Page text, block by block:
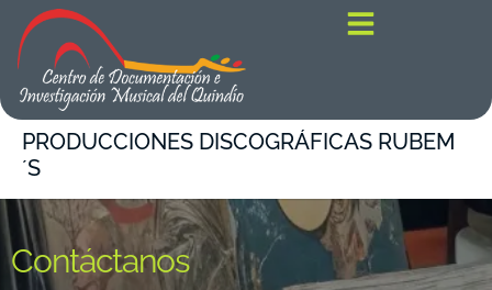
contenido
PRODUCCIONES DISCOGRÁFICAS RUBEM
´S
Contáctanos